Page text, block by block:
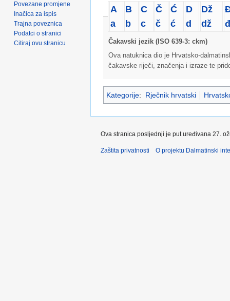
A
a
B
b
C
c
Č
č
Ć
ć
D
d
Dž
dž
đ
Čakavski jezik (ISO 639-3: ckm)
Ova natuknica dio je Hrvatsko-
čakavske riječi, značenja i izraze te
Kategorije: Rječnik hrvatski
Povezane promjene
Inačica za ispis
Trajna poveznica
Podatci o stranici
Citiraj ovu stranicu
Ova stranica posljednji je put uređivana 27.
Zaštita privatnosti O projektu Dalmatinski